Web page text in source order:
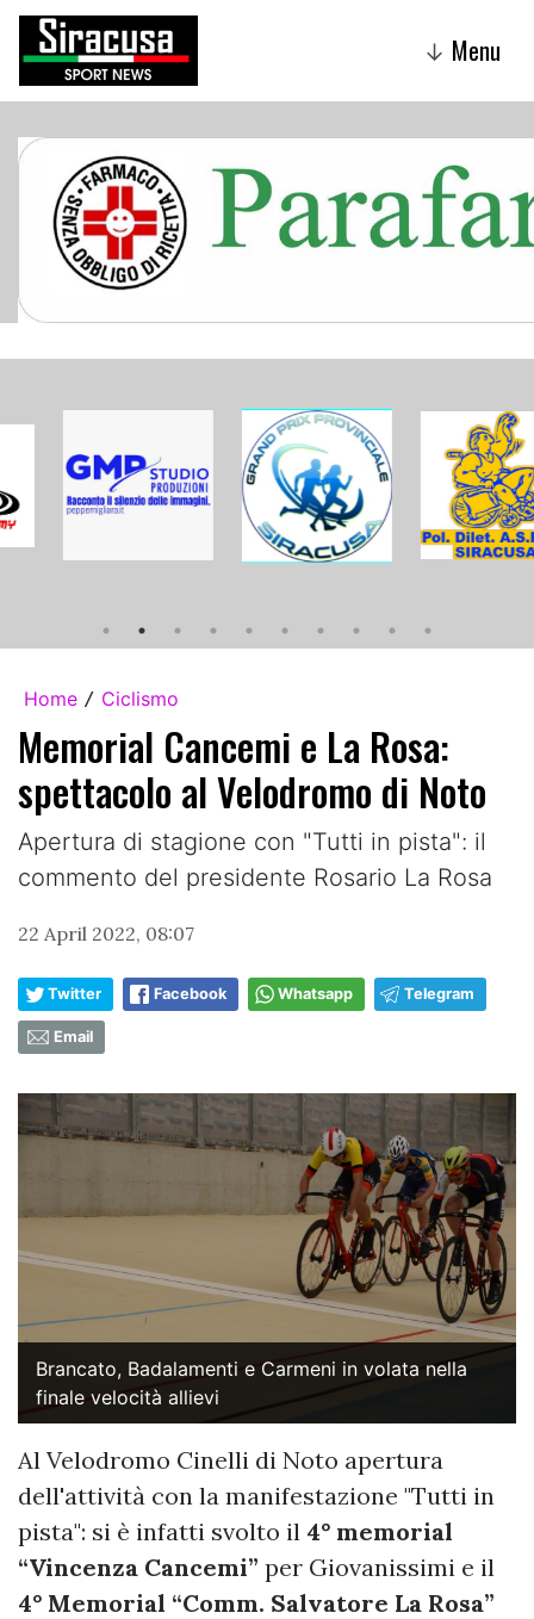
↓ Menu
Home / Ciclismo
Memorial Cancemi e La Rosa:
spettacolo al Velodromo di Noto
Apertura di stagione con "Tutti in pista": il
commento del presidente Rosario La Rosa
22 April 2022, 08:07
Twitter Facebook Whatsapp Telegram
Email
Brancato, Badalamenti e Carmeni in volata nella
finale velocità allievi
Al Velodromo Cinelli di Noto apertura
dell'attività con la manifestazione "Tutti in
pista": si è infatti svolto il 4° memorial
“Vincenza Cancemi” per Giovanissimi e il
4° Memorial “Comm. Salvatore La Rosa”